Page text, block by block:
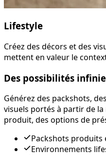
Lifestyle
Créez des décors et des
mettent en valeur le
Des possibilités
Générez des packshots,
visuels portés à partir de
produit, des options de
Packshots produits
Environnements